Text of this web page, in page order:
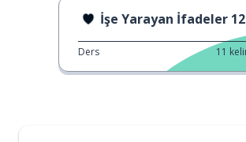
İşe Yarayan İfadeler 12
Ders 11